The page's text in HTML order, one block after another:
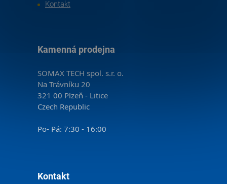
Kontakt
Kamenná prodejna
SOMAX TECH spol. s.r. o.
Na Trávníku 20
321 00 Plzeň - Litice
Czech Republic
Po- Pá: 7:30 - 16:00
Kontakt